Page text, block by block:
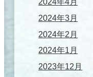
2024年4月
2024年3月
2024年2月
2024年1月
2023年12月